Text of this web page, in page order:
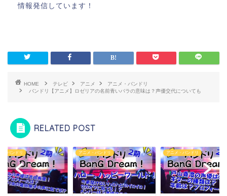
情報発信しています！
HOME テレビ アニメ
アニメ・バンドリ
バンドリ【アニメ】ロゼリアの名前青いバラの意味は？声優交代についても
RELATED POST
・バンドリ アニメ・バンドリ アニメ・バンドリ